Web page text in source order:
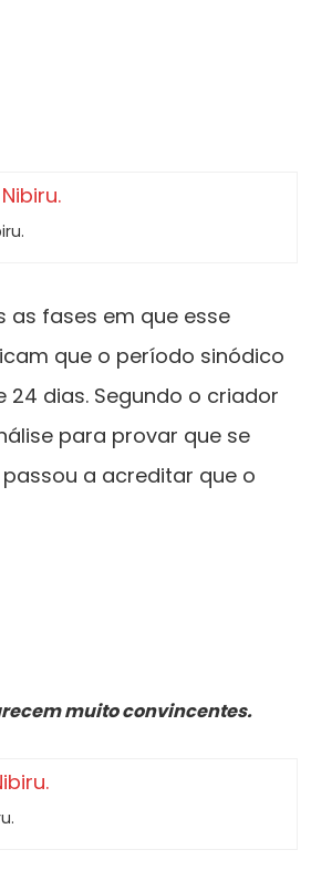
as fases em que esse
que o período sinódico
dias. Segundo o criador
para provar que se
a acreditar que o
muito convincentes.